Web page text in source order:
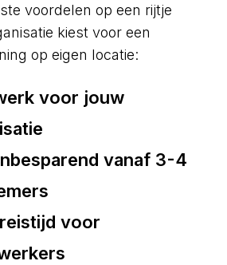
voordelen op een rijtje
kiest voor een
op eigen locatie:
voor jouw
vanaf 3-4
voor